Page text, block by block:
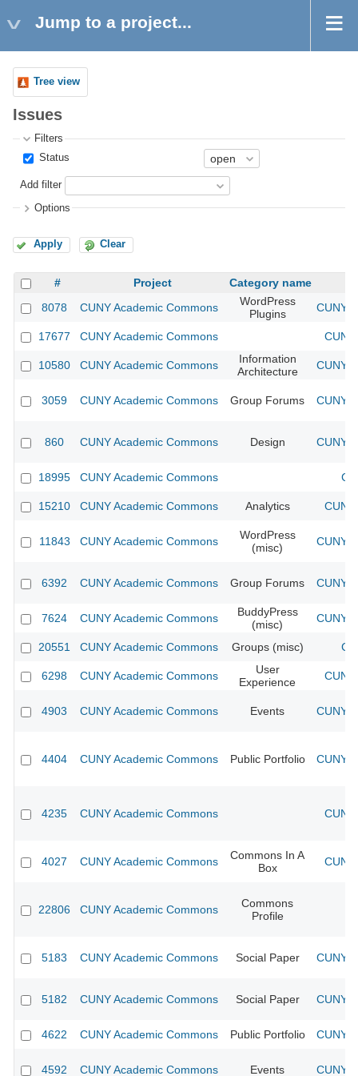
Jump to a project...
Tree view
Issues
Filters
Status
Add filter
Options
Apply Clear
# Project
Category name
8078
CUNY Academic Commons
WordPress
Plugins
CUNY
17677 CUNY Academic Commons
10580 CUNY Academic Commons
Information
Architecture
CUNY
3059 CUNY Academic Commons Group Forums CUNY
860 CUNY Academic Commons Design CUNY
18995 CUNY Academic Commons
15210 CUNY Academic Commons Analytics
11843 CUNY Academic Commons
WordPress
(misc)
CUNY
6392 CUNY Academic Commons Group Forums CUNY
7624 CUNY Academic Commons
BuddyPress
(misc)
CUNY
20551 CUNY Academic Commons Groups (misc)
6298 CUNY Academic Commons
User
Experience
4903 CUNY Academic Commons Events CUNY
4404 CUNY Academic Commons Public Portfolio CUNY
4235 CUNY Academic Commons
4027 CUNY Academic Commons
Commons In A
Box
22806 CUNY Academic Commons
Commons
Profile
5183 CUNY Academic Commons Social Paper CUNY
5182 CUNY Academic Commons Social Paper CUNY
4622 CUNY Academic Commons Public Portfolio CUNY
4592 CUNY Academic Commons Events CUNY